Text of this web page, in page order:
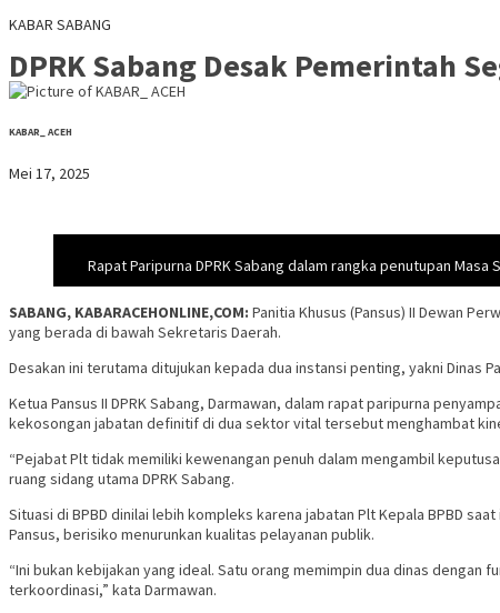
KABAR SABANG
DPRK Sabang Desak Pemerintah
KABAR_ ACEH
Mei 17, 2025
Rapat Paripurna DPRK Sabang dalam rangka penutupan Masa
SABANG, KABARACEHONLINE,COM: Panitia Khusus (Pansus) II Dewan
yang berada di bawah Sekretaris Daerah.
Desakan ini terutama ditujukan kepada dua instansi penting, yakni Dinas
Ketua Pansus II DPRK Sabang, Darmawan, dalam rapat paripurna
kekosongan jabatan definitif di dua sektor vital tersebut menghambat
“Pejabat Plt tidak memiliki kewenangan penuh dalam mengambil
ruang sidang utama DPRK Sabang.
Situasi di BPBD dinilai lebih kompleks karena jabatan Plt Kepala BPBD
Pansus, berisiko menurunkan kualitas pelayanan publik.
“Ini bukan kebijakan yang ideal. Satu orang memimpin dua dinas
terkoordinasi,” kata Darmawan.